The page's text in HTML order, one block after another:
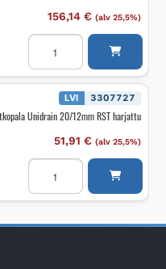
156,14 € (alv 25,5%)
Viemärikaivo
Unidrain
linjakaivolle
Ø
75
määrä
LVI 3307727
Unidrain 20/12mm RST harjattu
51,91 € (alv 25,5%)
Jatkopala
Unidrain
20/12mm
RST